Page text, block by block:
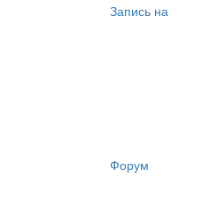
Запись на
Форум